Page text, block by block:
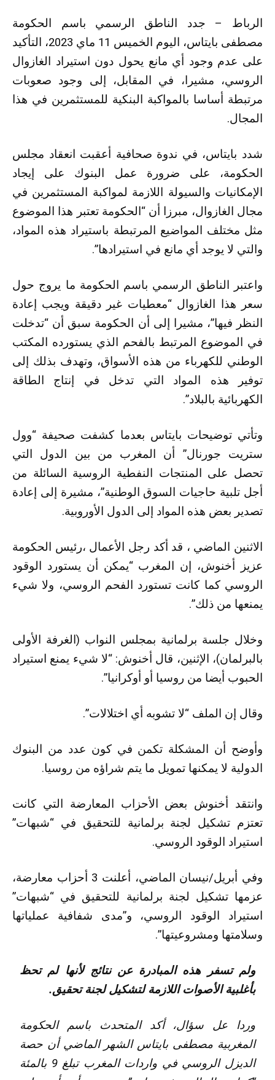
الرباط – جدد الناطق الرسمي باسم الحكومة
مصطفى بايتاس، اليوم الخميس 11 ماي 2023، التأكيد
على عدم وجود أي مانع يحول دون استيراد الغازوال
الروسي، مشيرا، في المقابل، إلى وجود صعوبات
مرتبطة أساسا بالمواكبة البنكية للمستثمرين في هذا
المجال.
شدد بايتاس، في ندوة صحافية أعقبت انعقاد مجلس
الحكومة، على ضرورة عمل البنوك على إيجاد
الإمكانيات والسيولة اللازمة لمواكبة المستثمرين في
مجال الغازوال، مبرزا أن “الحكومة تعتبر هذا الموضوع
مثل مختلف المواضيع المرتبطة باستيراد هذه المواد،
والتي لا يوجد أي مانع في استيرادها”.
واعتبر الناطق الرسمي باسم الحكومة ما يروج حول
سعر هذا الغازوال “معطيات غير دقيقة ويجب إعادة
النظر فيها”، مشيرا إلى أن الحكومة سبق أن “تدخلت
في الموضوع المرتبط بالفحم الذي يستورده المكتب
الوطني للكهرباء من هذه الأسواق، وتهدف بذلك إلى
توفير هذه المواد التي تدخل في إنتاج الطاقة
الكهربائية بالبلاد”.
وتأتي توضيحات بايتاس بعدما كشفت صحيفة “وول
ستريت جورنال” أن المغرب من بين الدول التي
تحصل على المنتجات النفطية الروسية السائلة من
أجل تلبية حاجيات السوق الوطنية”، مشيرة إلى إعادة
تصدير بعض هذه المواد إلى الدول الأوروبية.
الاثنين الماضي ، قد أكد رجل الأعمال ،رئيس الحكومة
عزيز أخنوش، إن المغرب “يمكن أن يستورد الوقود
الروسي كما كانت تستورد الفحم الروسي، ولا شيء
يمنعها من ذلك”.
وخلال جلسة برلمانية بمجلس النواب (الغرفة الأولى
بالبرلمان)، الإثنين، قال أخنوش: “لا شيء يمنع استيراد
الحبوب أيضا من روسيا أو أوكرانيا”.
وقال إن الملف “لا تشوبه أي اختلالات”.
وأوضح أن المشكلة تكمن في كون عدد من البنوك
الدولية لا يمكنها تمويل ما يتم شراؤه من روسيا.
وانتقد أخنوش بعض الأحزاب المعارضة التي كانت
تعتزم تشكيل لجنة برلمانية للتحقيق في “شبهات”
استيراد الوقود الروسي.
وفي أبريل/نيسان الماضي، أعلنت 3 أحزاب معارضة،
عزمها تشكيل لجنة برلمانية للتحقيق في “شبهات”
استيراد الوقود الروسي، و”مدى شفافية عملياتها
وسلامتها ومشروعيتها”.
ولم تسفر هذه المبادرة عن نتائج لأنها لم تحظ
بأغلبية الأصوات اللازمة لتشكيل لجنة تحقيق.
وردا عل سؤال، أكد المتحدث باسم الحكومة
المغربية مصطفى بايتاس الشهر الماضي أن حصة
الديزل الروسي في واردات المغرب تبلغ 9 بالمئة